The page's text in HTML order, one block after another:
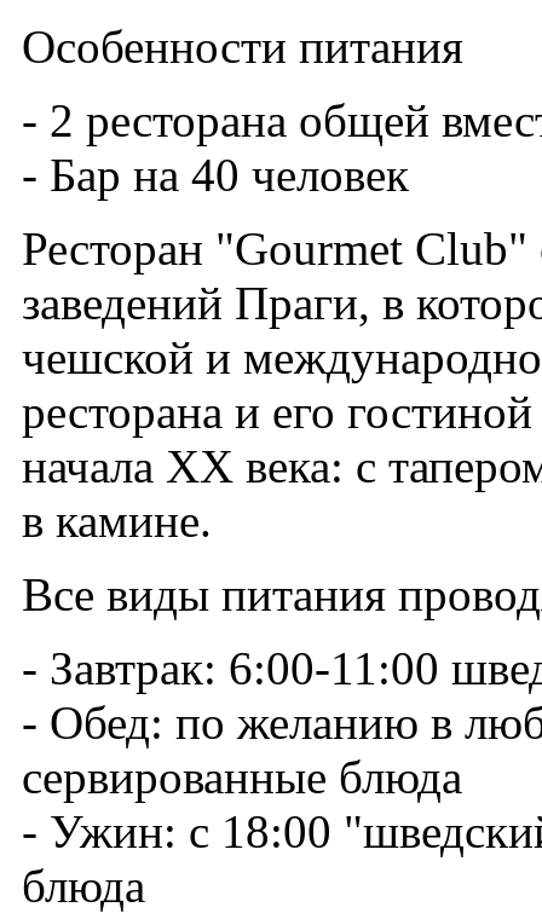
Особенности питания
- 2 ресторана общей
- Бар на 40 человек
Ресторан "Gourmet
заведений Праги, в
чешской и
ресторана и его
начала XX века: с
в камине.
Все виды питания
- Завтрак: 6:00-11:00
- Обед: по желанию в
сервированные блюда
- Ужин: с 18:00
блюда